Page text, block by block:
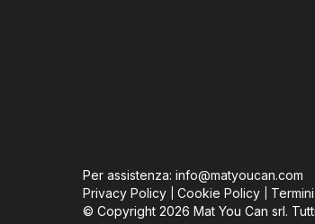
Per assistenza:info@matyoucan.com
Privacy Policy
Cookie Policy
©Copyright2026 Mat You Can srl.